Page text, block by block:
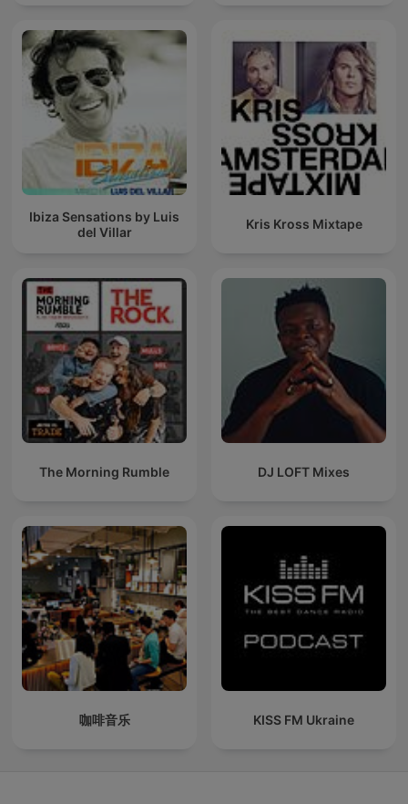
Ibiza Sensations by Luis
del Villar
Kris Kross Mixtape
The Morning Rumble DJ LOFT Mixes
咖啡音乐 KISS FM Ukraine